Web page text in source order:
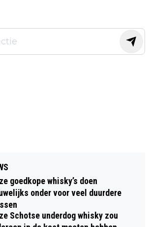
goedkope whisky’s doen
onder voor veel duurdere
Schotse underdog whisky zou